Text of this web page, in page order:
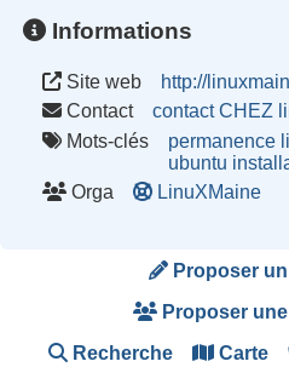
Informations
Site web
http://
Contact
contact CHEZ
Mots-clés
permanence
ubuntu
Orga
LinuXMaine
Proposer un
Proposer
Recherche Carte